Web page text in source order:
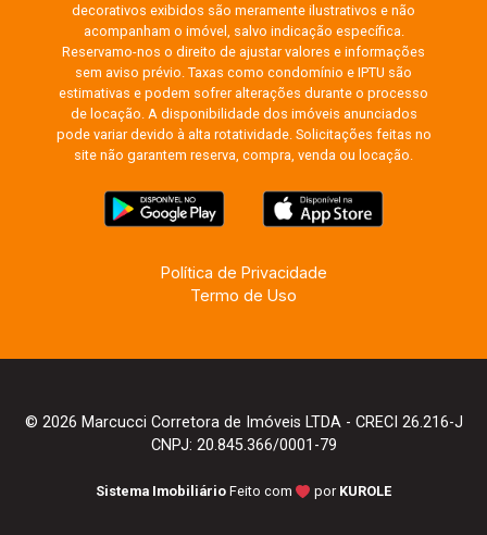
decorativos exibidos são meramente ilustrativos e não
acompanham o imóvel, salvo indicação específica.
Reservamo-nos o direito de ajustar valores e informações
sem aviso prévio. Taxas como condomínio e IPTU são
estimativas e podem sofrer alterações durante o processo
de locação. A disponibilidade dos imóveis anunciados
pode variar devido à alta rotatividade. Solicitações feitas no
site não garantem reserva, compra, venda ou locação.
Política de Privacidade
Termo de Uso
© 2026 Marcucci Corretora de Imóveis LTDA - CRECI 26.216-J
CNPJ: 20.845.366/0001-79
Sistema Imobiliário Feito com por KUROLE